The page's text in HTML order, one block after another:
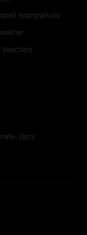
παραγγελιών
Vouchers
2pcs